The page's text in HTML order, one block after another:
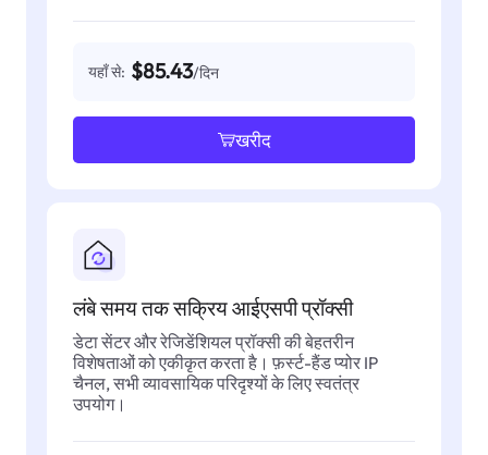
यहाँ से: $85.43/दिन
खरीद
लंबे समय तक सक्रिय आईएसपी प्रॉक्सी
डेटा सेंटर और रेजिडेंशियल प्रॉक्सी की बेहतरीन
विशेषताओं को एकीकृत करता है। फ़र्स्ट-हैंड प्योर IP
चैनल, सभी व्यावसायिक परिदृश्यों के लिए स्वतंत्र
उपयोग।